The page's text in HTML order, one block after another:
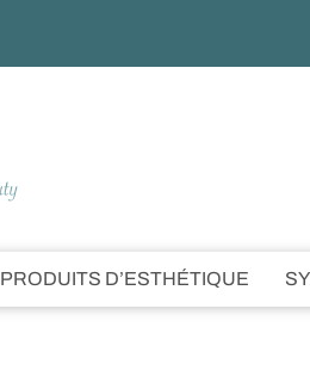
PRODUITS D’ESTHÉTIQUE